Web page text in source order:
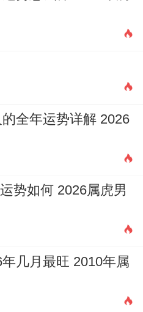
」所扰。又逢「伤
程吉凶交织，对于正
容易因外界的物质勾
降，计划拖延。
官」星。会激发强烈
冲突，或因其标新立
另另一方面「伤官」
艺术创作、演讲辩论
放异彩，取得突破性
全年运势详解 2026
势如何 2026属虎男
几月最旺 2010年属